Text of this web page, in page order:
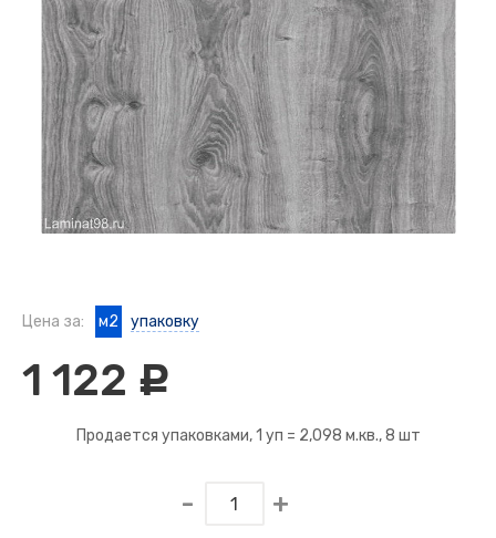
Цена за: м2 упаковку
1 122 c
Продается упаковками, 1 уп = 2,098 м.кв., 8 шт